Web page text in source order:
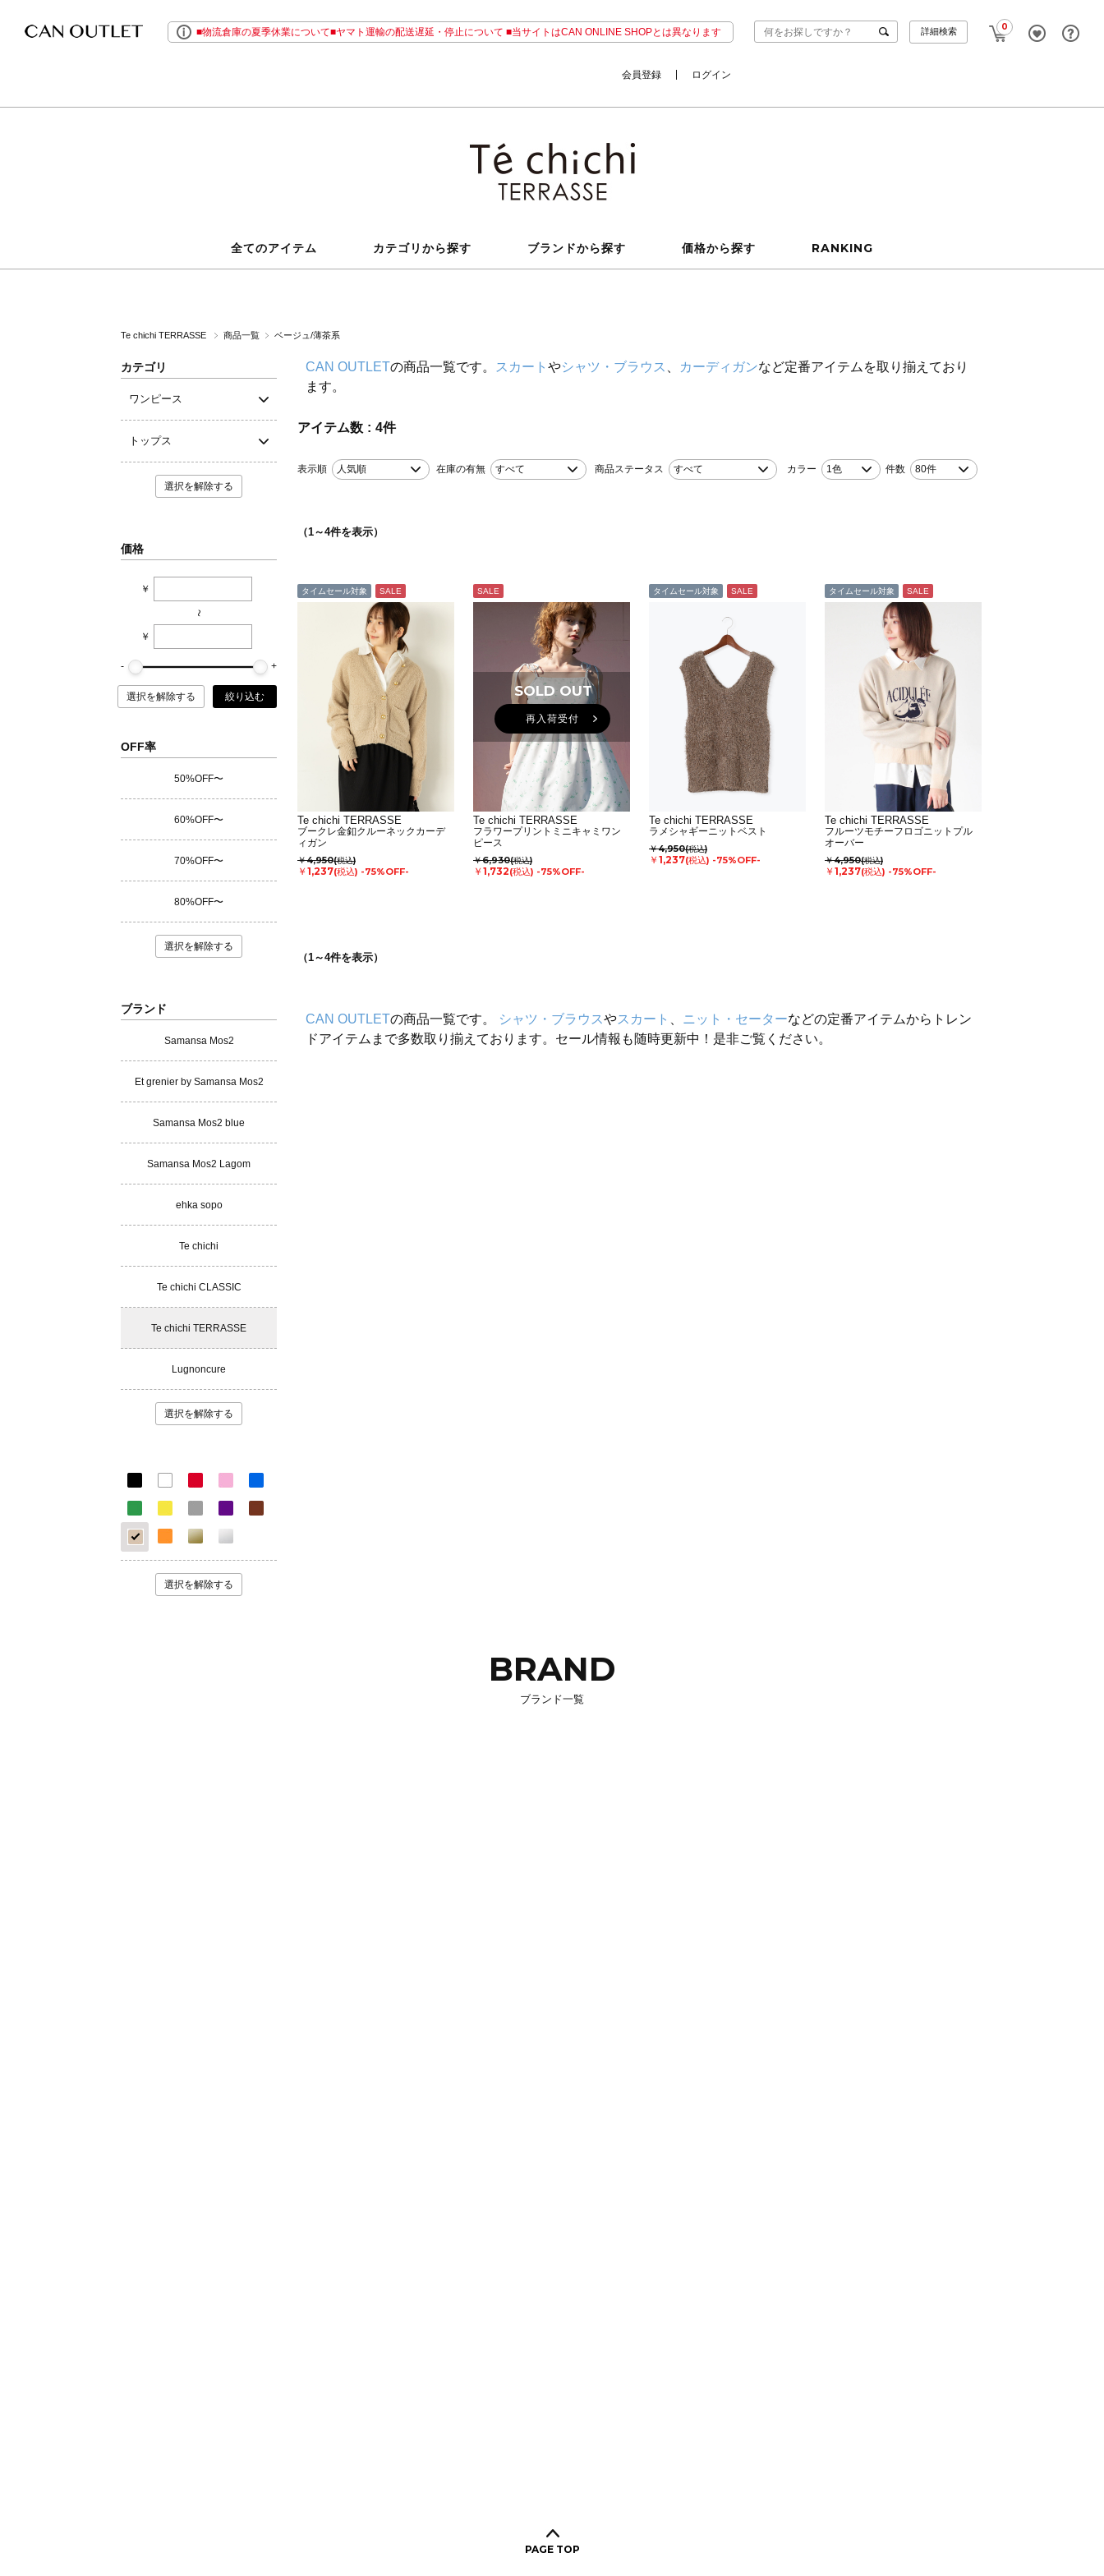
■物流倉庫の夏季休業について■ヤマト運輸の配送遅延・停止について ■当サイトはCAN ONLINE SHOPとは異なります 0
詳細検索
会員登録 ログイン
全てのアイテム カテゴリから探す ブランドから探す 価格から探す RANKING
Te chichi TERRASSE 商品一覧 ベージュ/薄茶系
カテゴリ
ワンピース
トップス
選択を解除する
価格
￥
~
￥
選択を解除する 絞り込む
OFF率
50%OFF〜
60%OFF〜
70%OFF〜
80%OFF〜
選択を解除する
ブランド
Samansa Mos2
Et grenier by Samansa Mos2
Samansa Mos2 blue
Samansa Mos2 Lagom
ehka sopo
Te chichi
Te chichi CLASSIC
Te chichi TERRASSE
Lugnoncure
選択を解除する
選択を解除する
CAN OUTLETの商品一覧です。 スカート やシャツ・ブラウス カーディガンなど定番アイテムを取り揃えており
ます。
アイテム数 4件
表示順 人気順 在庫の有無 すべて 商品ステータス すべて カラー 1色 件数 80件
（1～4件を表示）
タイムセール対象 SALE
Te chichi TERRASSE
ブークレ金釦クルーネックカーデ
ィガン
￥4,950(税込)
￥1,237(税込) -75%OFF-
SALE
SOLD OUT
再入荷受付
Te chichi TERRASSE
フラワープリントミニキャミワン
ピース
￥6,930(税込)
￥1,732(税込) -75%OFF-
タイムセール対象 SALE
Te chichi TERRASSE
ラメシャギーニットベスト
￥4,950(税込)
￥1,237(税込) -75%OFF-
タイムセール対象 SALE
Te chichi TERRASSE
フルーツモチーフロゴニットプル
オーバー
￥4,950(税込)
￥1,237(税込) -75%OFF-
（1～4件を表示）
CAN OUTLETの商品一覧です。 シャツ・ブラウスやスカート ニット・セーターなどの定番アイテムからトレン
ドアイテムまで多数取り揃えております。セール情報も随時更新中！是非ご覧ください。
BRAND
ブランド一覧
PAGE TOP